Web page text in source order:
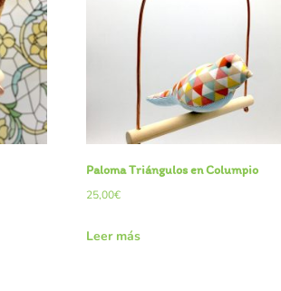
Paloma Triángulos en Columpio
25,00€
Leer más